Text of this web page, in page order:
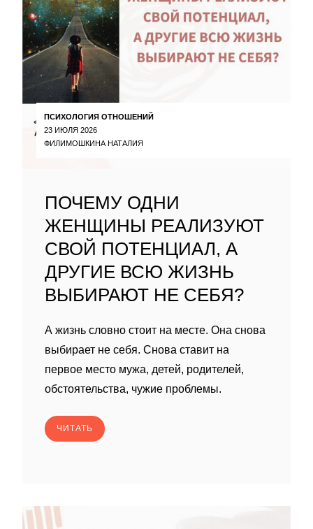
ПСИХОЛОГИЯ ОТНОШЕНИЙ
23 ИЮЛЯ 2026
ФИЛИМОШКИНА НАТАЛИЯ
ПОЧЕМУ ОДНИ
ЖЕНЩИНЫ РЕАЛИЗУЮТ
СВОЙ ПОТЕНЦИАЛ, А
ДРУГИЕ ВСЮ ЖИЗНЬ
ВЫБИРАЮТ НЕ СЕБЯ?
А жизнь словно стоит на месте. Она снова
выбирает не себя. Снова ставит на
первое место мужа, детей, родителей,
обстоятельства, чужие проблемы.
ЧИТАТЬ